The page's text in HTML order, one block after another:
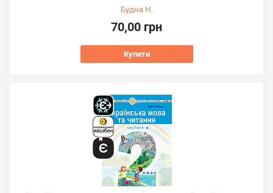
Будна Н.
70,00 грн
Купити